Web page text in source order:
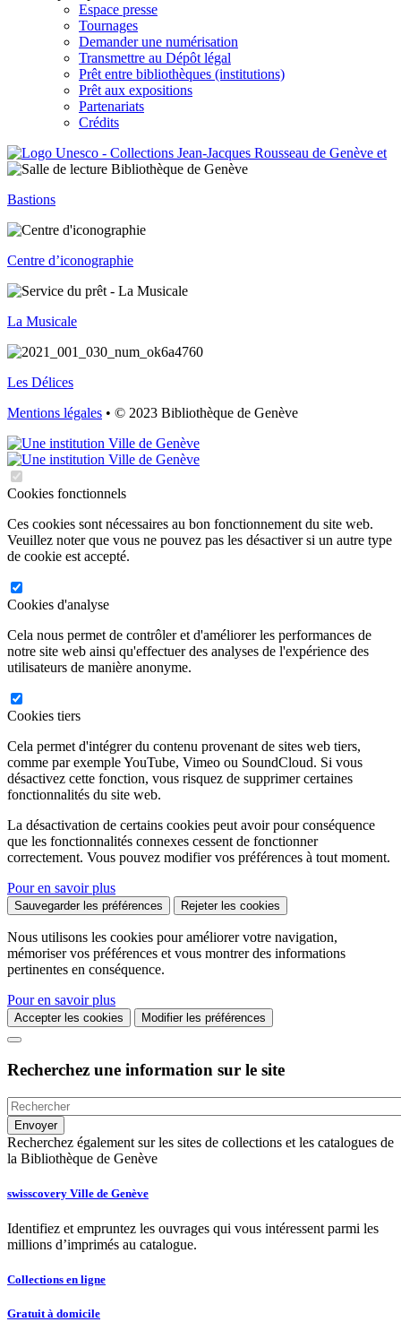
Espace presse
Tournages
Demander une numérisation
Transmettre au Dépôt légal
Prêt entre bibliothèques (institutions)
Prêt aux expositions
Partenariats
Crédits
Bastions
Centre d’iconographie
La Musicale
Les Délices
Mentions légales • © 2023 Bibliothèque de Genève
Cookies fonctionnels
Ces cookies sont nécessaires au bon fonctionnement du site web.
Veuillez noter que vous ne pouvez pas les désactiver si un autre type
de cookie est accepté.
Cookies d'analyse
Cela nous permet de contrôler et d'améliorer les performances de
notre site web ainsi qu'effectuer des analyses de l'expérience des
utilisateurs de manière anonyme.
Cookies tiers
Cela permet d'intégrer du contenu provenant de sites web tiers,
comme par exemple YouTube, Vimeo ou SoundCloud. Si vous
désactivez cette fonction, vous risquez de supprimer certaines
fonctionnalités du site web.
La désactivation de certains cookies peut avoir pour conséquence
que les fonctionnalités connexes cessent de fonctionner
correctement. Vous pouvez modifier vos préférences à tout moment.
Pour en savoir plus
Sauvegarder les préférences Rejeter les cookies
Nous utilisons les cookies pour améliorer votre navigation,
mémoriser vos préférences et vous montrer des informations
pertinentes en conséquence.
Pour en savoir plus
Accepter les cookies Modifier les préférences
Recherchez une information sur le site
Recherchez également sur les sites de collections et les catalogues de
la Bibliothèque de Genève
swisscovery Ville de Genève
Identifiez et empruntez les ouvrages qui vous intéressent parmi les
millions d’imprimés au catalogue.
Collections en ligne
Gratuit à domicile